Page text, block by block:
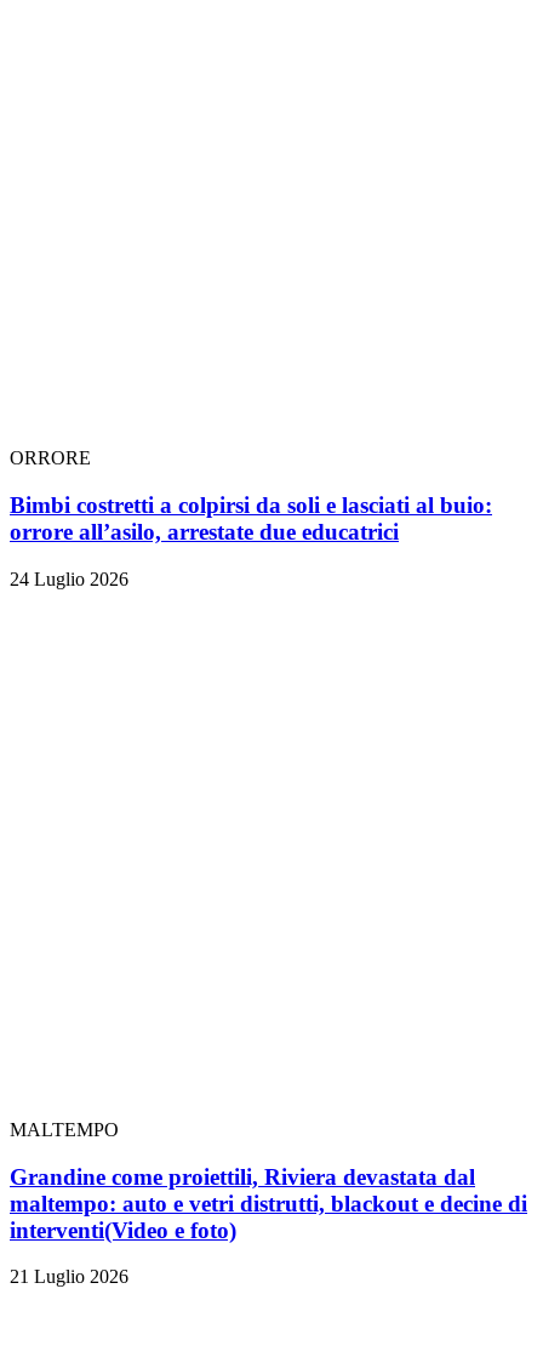
ORRORE
Bimbi costretti a colpirsi da soli e lasciati al buio:
orrore all’asilo, arrestate due educatrici
24 Luglio 2026
MALTEMPO
Grandine come proiettili, Riviera devastata dal
maltempo: auto e vetri distrutti, blackout e decine di
interventi(Video e foto)
21 Luglio 2026